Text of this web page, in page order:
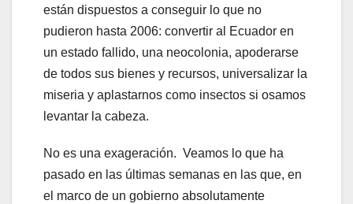
están dispuestos a conseguir lo que no
pudieron hasta 2006: convertir al Ecuador en
un estado fallido, una neocolonia, apoderarse
de todos sus bienes y recursos, universalizar la
miseria y aplastarnos como insectos si osamos
levantar la cabeza.
No es una exageración. Veamos lo que ha
pasado en las últimas semanas en las que, en
el marco de un gobierno absolutamente